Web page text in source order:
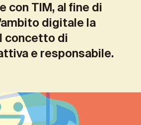
con TIM, al fine di
digitale la
concetto di
e responsabile.